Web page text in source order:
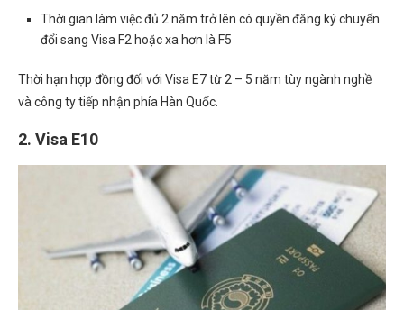
Thời gian làm việc đủ 2 năm trở lên có quyền đăng ký chuyển
đổi sang Visa F2 hoặc xa hơn là F5
Thời hạn hợp đồng đối với Visa E7 từ 2 – 5 năm tùy ngành nghề
và công ty tiếp nhận phía Hàn Quốc.
2. Visa E10